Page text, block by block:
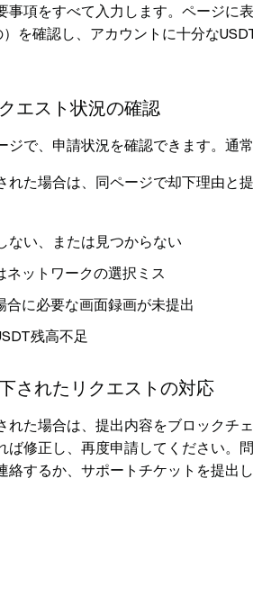
事項をすべて入力します。ページに
を確認し、アカウントに十分な
エスト状況の確認
ジで、申請状況を確認できます。通
れた場合は、同ページで却下理由と
ない、または見つからない
ネットワークの選択ミス
合に必要な画面録画が未提出
残高不足
されたリクエストの対応
れた場合は、提出内容をブロックチ
ば修正し、再度申請してください。
絡するか、サポートチケットを提出し